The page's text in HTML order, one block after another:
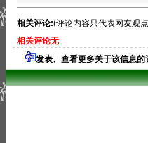
相关评论:(评论内容只代表网友观
相关评论无
发表、查看更多关于该信息的